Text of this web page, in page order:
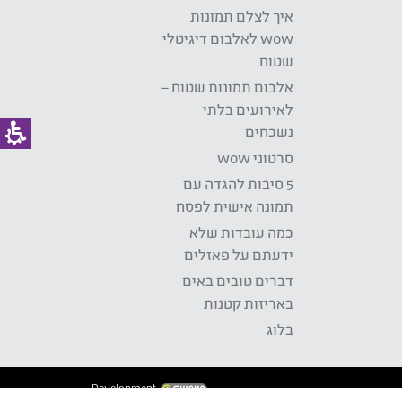
איך לצלם תמונות
wow לאלבום דיגיטלי
שטוח
אלבום תמונות שטוח –
לאירועים בלתי
נשכחים
סרטוני wow
5 סיבות להגדה עם
תמונה אישית לפסח
כמה עובדות שלא
ידעתם על פאזלים
דברים טובים באים
באריזות קטנות
בלוג
Development: